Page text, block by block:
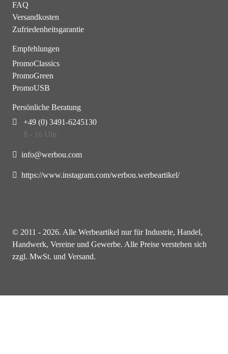
FAQ
Versandkosten
Zufriedenheitsgarantie
Empfehlungen
PromoClassics
PromoGreen
PromoUSB
Persönliche Beratung
+49 (0) 3491-6245130
8 - 16 Uhr
info@werbou.com
https://www.instagram.com/werbou.werbeartikel/
© 2011 - 2026. Alle Werbeartikel nur für Industrie, Handel,
Handwerk, Vereine und Gewerbe. Alle Preise verstehen sich
zzgl. MwSt. und Versand.